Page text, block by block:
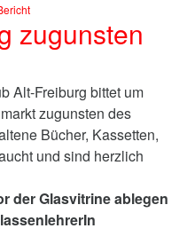
zugunsten
Alt-Freiburg bittet um
zugunsten des
Bücher, Kassetten,
und sind herzlich
der Glasvitrine ablegen